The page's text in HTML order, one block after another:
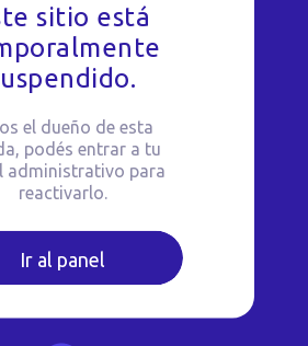
sitio está
el dueño de esta
podés entrar a tu
administrativo para
reactivarlo.
Ir al panel